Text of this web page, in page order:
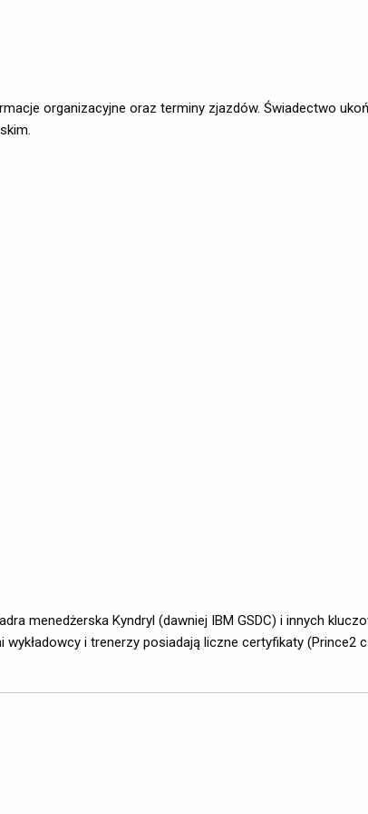
organizacyjne oraz terminy zjazdów. Świadectwo
menedżerska Kyndryl (dawniej IBM GSDC) i innych
i trenerzy posiadają liczne certyfikaty (Prince2